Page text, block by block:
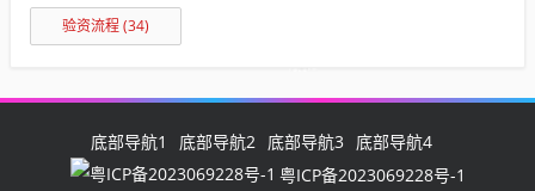
验资流程(34)
底部导航1 底部导航2 底部导航3 底部导航4
粤ICP备2023069228号-1